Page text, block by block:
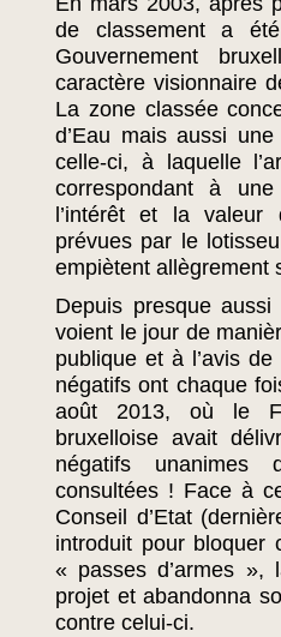
de classement a
Gouvernement
caractère visionnaire
La zone classée
d’Eau mais aussi
celle-ci, à laquelle
correspondant à
l’intérêt et la
prévues par le
empiètent allègrement
Depuis presque
voient le jour de
publique et à l’avis
négatifs ont chaque
août 2013, où le
bruxelloise avait
négatifs unanimes
consultées ! Face à
Conseil d’Etat
introduit pour bloquer
« passes d’armes »,
projet et abandonna
contre celui-ci.